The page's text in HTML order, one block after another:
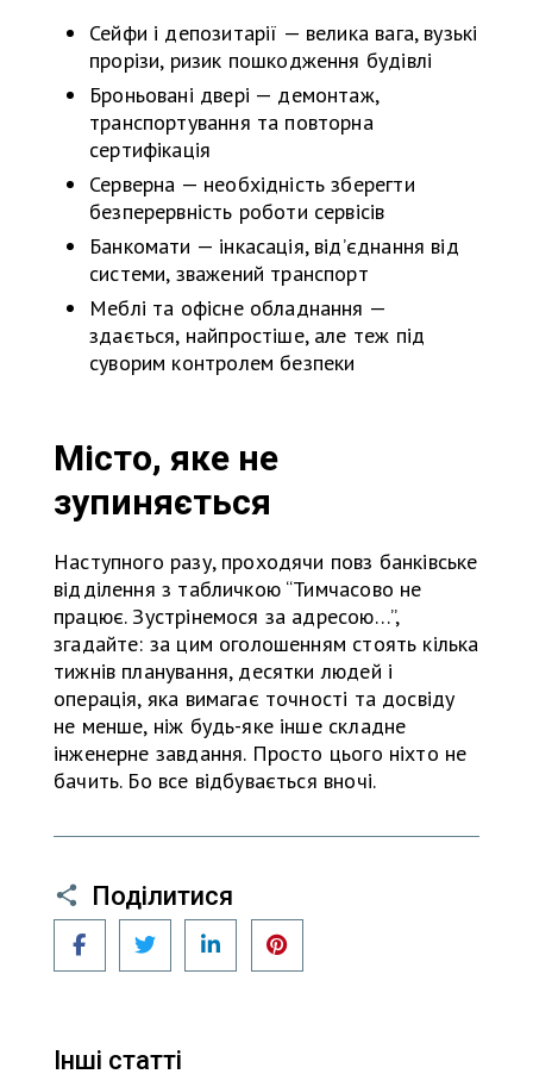
Сейфи і депозитарії — велика вага, вузькі
прорізи, ризик пошкодження будівлі
Броньовані двері — демонтаж,
транспортування та повторна
сертифікація
Серверна — необхідність зберегти
безперервність роботи сервісів
Банкомати — інкасація, від’єднання від
системи, зважений транспорт
Меблі та офісне обладнання —
здається, найпростіше, але теж під
суворим контролем безпеки
Місто, яке не
зупиняється
Наступного разу, проходячи повз банківське
відділення з табличкою “Тимчасово не
працює. Зустрінемося за адресою…”,
згадайте: за цим оголошенням стоять кілька
тижнів планування, десятки людей і
операція, яка вимагає точності та досвіду
не менше, ніж будь-яке інше складне
інженерне завдання. Просто цього ніхто не
бачить. Бо все відбувається вночі.
Поділитися
FacebookTwitter LinkedIn
Інші статті